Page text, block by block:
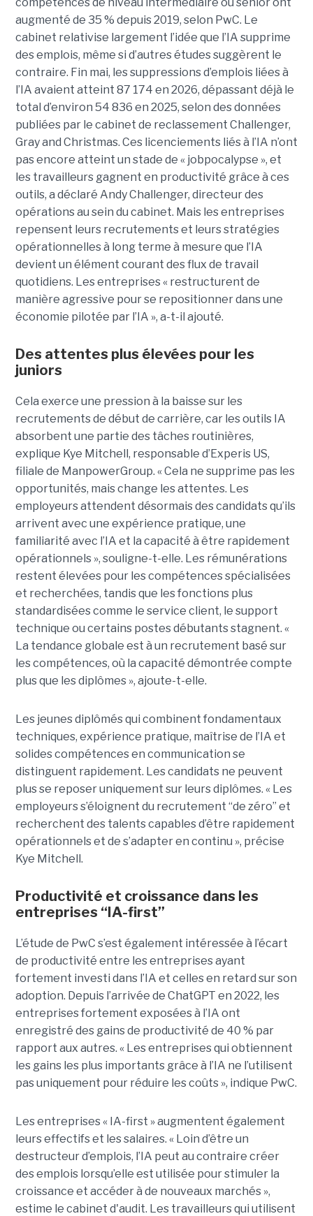
augmenté de 35 % depuis 2019, selon PwC. Le
cabinet relativise largement l’idée que l’IA supprime
des emplois, même si d’autres études suggèrent le
contraire. Fin mai, les suppressions d’emplois liées à
l’IA avaient atteint 87 174 en 2026, dépassant déjà le
total d’environ 54 836 en 2025, selon des données
publiées par le cabinet de reclassement Challenger,
Gray and Christmas. Ces licenciements liés à l’IA n’ont
pas encore atteint un stade de « jobpocalypse », et
les travailleurs gagnent en productivité grâce à ces
outils, a déclaré Andy Challenger, directeur des
opérations au sein du cabinet. Mais les entreprises
repensent leurs recrutements et leurs stratégies
opérationnelles à long terme à mesure que l’IA
devient un élément courant des flux de travail
quotidiens. Les entreprises « restructurent de
manière agressive pour se repositionner dans une
économie pilotée par l’IA », a-t-il ajouté.
Des attentes plus élevées pour les
juniors
Cela exerce une pression à la baisse sur les
recrutements de début de carrière, car les outils IA
absorbent une partie des tâches routinières,
explique Kye Mitchell, responsable d’Experis US,
filiale de ManpowerGroup. « Cela ne supprime pas les
opportunités, mais change les attentes. Les
employeurs attendent désormais des candidats qu’ils
arrivent avec une expérience pratique, une
familiarité avec l’IA et la capacité à être rapidement
opérationnels », souligne-t-elle. Les rémunérations
restent élevées pour les compétences spécialisées
et recherchées, tandis que les fonctions plus
standardisées comme le service client, le support
technique ou certains postes débutants stagnent. «
La tendance globale est à un recrutement basé sur
les compétences, où la capacité démontrée compte
plus que les diplômes », ajoute-t-elle.
Les jeunes diplômés qui combinent fondamentaux
techniques, expérience pratique, maîtrise de l’IA et
solides compétences en communication se
distinguent rapidement. Les candidats ne peuvent
plus se reposer uniquement sur leurs diplômes. « Les
employeurs s’éloignent du recrutement “de zéro” et
recherchent des talents capables d’être rapidement
opérationnels et de s’adapter en continu », précise
Kye Mitchell.
Productivité et croissance dans les
entreprises “IA-first”
L’étude de PwC s’est également intéressée à l’écart
de productivité entre les entreprises ayant
fortement investi dans l’IA et celles en retard sur son
adoption. Depuis l’arrivée de ChatGPT en 2022, les
entreprises fortement exposées à l’IA ont
enregistré des gains de productivité de 40 % par
rapport aux autres. « Les entreprises qui obtiennent
les gains les plus importants grâce à l’IA ne l’utilisent
pas uniquement pour réduire les coûts », indique PwC.
Les entreprises « IA-first » augmentent également
leurs effectifs et les salaires. « Loin d’être un
destructeur d’emplois, l’IA peut au contraire créer
des emplois lorsqu’elle est utilisée pour stimuler la
croissance et accéder à de nouveaux marchés »,
estime le cabinet d'audit. Les travailleurs qui utilisent